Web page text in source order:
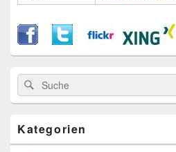
Suche
nach:
Suche
Kategorien